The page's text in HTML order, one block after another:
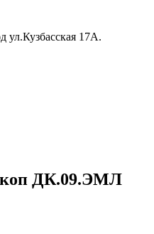
17А.
ДК.09.ЭМЛ